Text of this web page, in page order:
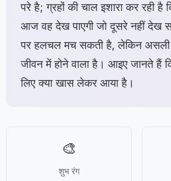
परे है; ग्रहों की चाल इशारा कर रही है
आज वह देख पाएगी जो दूसरे नहीं देख
पर हलचल मच सकती है, लेकिन
जीवन में होने वाला है। आइए जानते हैं
लिए क्या खास लेकर आया है।
🎨
शुभ रंग